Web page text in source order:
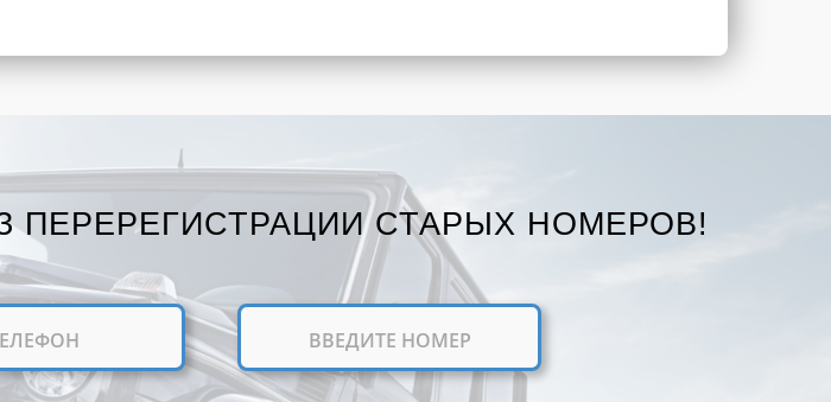
ПЕРЕРЕГИСТРАЦИИ СТАРЫХ НОМЕРОВ!